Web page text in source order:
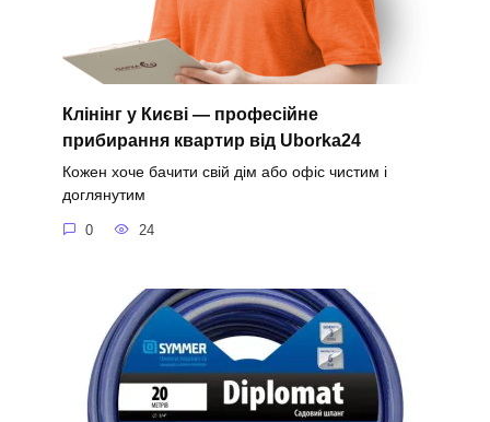
Клінінг у Києві — професійне
прибирання квартир від Uborka24
Кожен хоче бачити свій дім або офіс чистим і
доглянутим
0 24